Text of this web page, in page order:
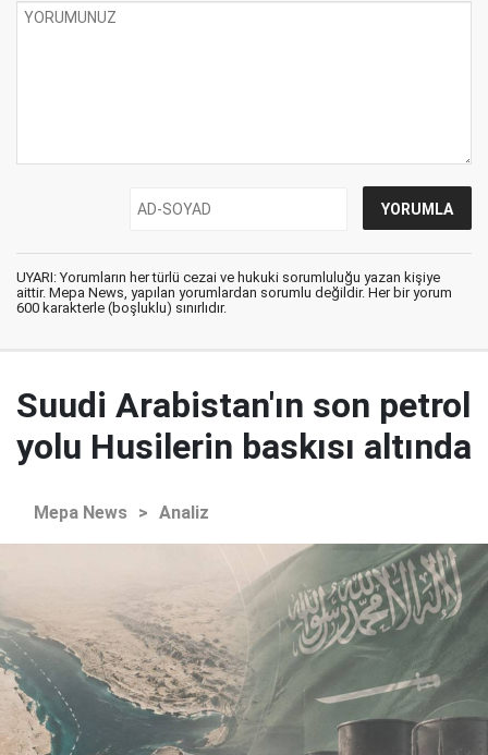
UYARI: Yorumların her türlü cezai ve hukuki sorumluluğu yazan kişiye
aittir. Mepa News, yapılan yorumlardan sorumlu değildir. Her bir yorum
600 karakterle (boşluklu) sınırlıdır.
Suudi Arabistan'ın son petrol
yolu Husilerin baskısı altında
Mepa News > Analiz